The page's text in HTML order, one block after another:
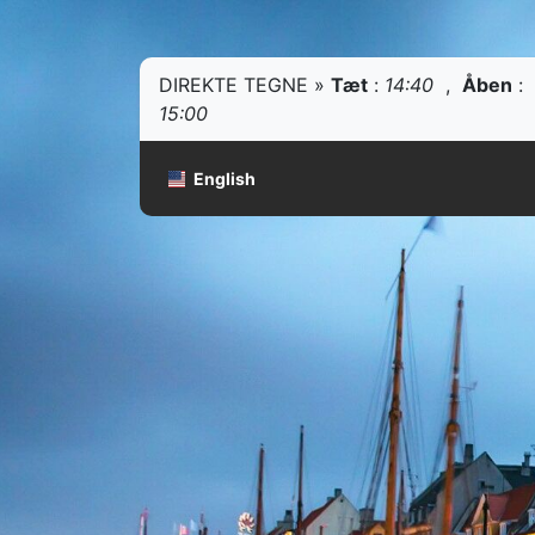
DIREKTE TEGNE » Tæt : 14:40 , Åben :
15:00
English